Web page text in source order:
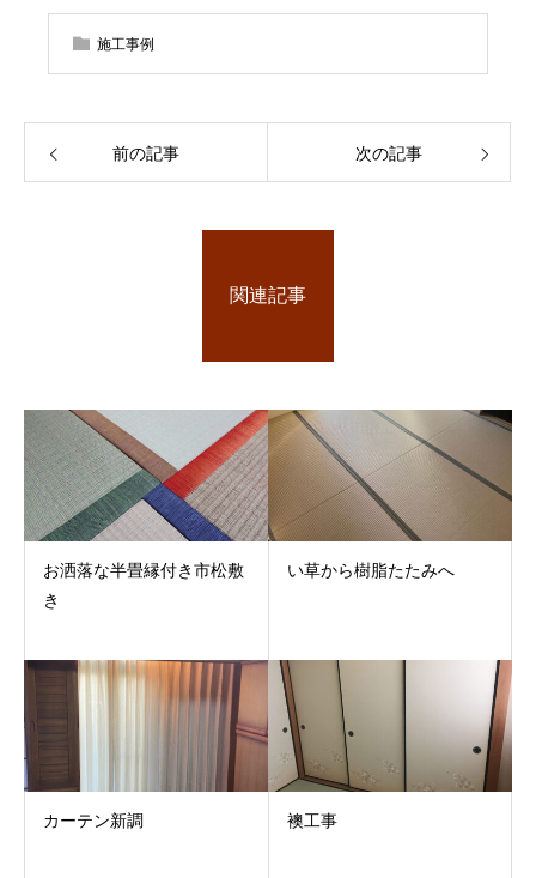
施工事例
前の記事 次の記事
関連記事
お洒落な半畳縁付き市松敷
き
い草から樹脂たたみへ
カーテン新調 襖工事